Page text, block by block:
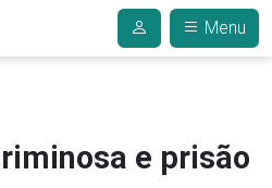
Menu
e prisão